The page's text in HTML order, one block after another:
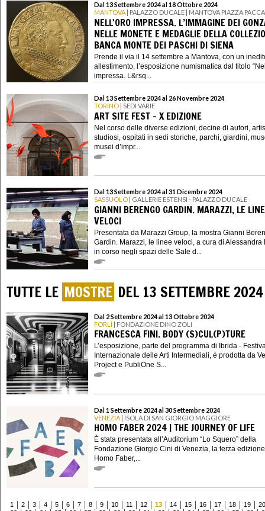
Dal 13 Settembre 2024 al 18 Ottobre 2024
MANTOVA | PALAZZO DUCALE | MANTOVA PIAZZA
NELL'ORO IMPRESSA. L’IMMAGINE DEI
NELLE MONETE E MEDAGLIE DELLA
BANCA MONTE DEI PASCHI DI SIENA
Prende il via il 14 settembre a Mantova, con un
allestimento, l’esposizione numismatica dal titolo
impressa. L&rsq...
Dal 13 Settembre 2024 al 26 Novembre 2024
TORINO | SEDI VARIE
ART SITE FEST - X EDIZIONE
Nel corso delle diverse edizioni, decine di autori,
studiosi, ospitati in sedi storiche, parchi, giardini,
musei d’impr...
Dal 13 Settembre 2024 al 31 Dicembre 2024
SASSUOLO | GALLERIE ESTENSI - PALAZZO DUCALE
GIANNI BERENGO GARDIN. MARAZZI, LE
VELOCI
Presentata da Marazzi Group, la mostra Gianni
Gardin. Marazzi, le linee veloci, a cura di Alessandra
in corso negli spazi delle Sale d...
TUTTE LE MOSTRE DEL 13 SETTEMBRE 2024
Dal 2 Settembre 2024 al 13 Ottobre 2024
FORLÌ | FONDAZIONE DINO ZOLI
FRANCESCA FINI. BODY (S)CUL(P)TURE
L’esposizione, parte del programma di Ibrida -
Internazionale delle Arti Intermediali, è prodotta da
Project e PubliOne S...
Dal 1 Settembre 2024 al 30 Settembre 2024
VENEZIA | ISOLA DI SAN GIORGIO MAGGIORE
HOMO FABER 2024 | THE JOURNEY OF LIFE
È stata presentata all’Auditorium “Lo Squero” della
Fondazione Giorgio Cini di Venezia, la terza
Homo Faber,...
1 2 3 4 5 6 7 8 9 10 11 12 13 14 15 16 17 18 19
20